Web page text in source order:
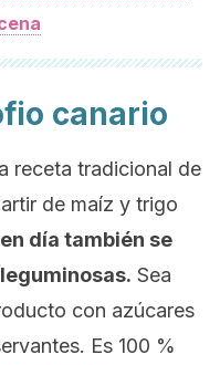
canario
receta tradicional de
de maíz y trigo
día también se
Sea
con azúcares
Es 100 %